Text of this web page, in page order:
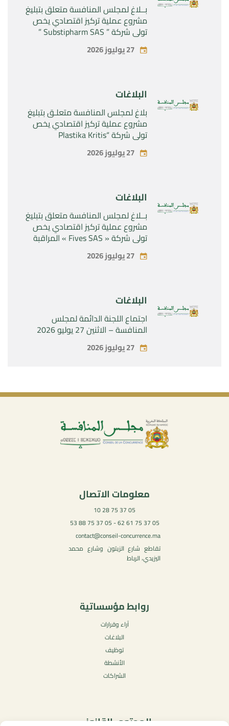
بــلاغ لمجلس المنافسة متعلق بتبليغ
مشروع عملية تركيز اقتصادي يخص
تولي شركة ” Substipharm SAS ”
المراقبة الحصرية للأصول والحقوق
المتعلقة بالمنتجين الصيدلانيين”
27 يوليوز 2026
البلاغات
بلاغ لمجلس المنافسة متعلـق بتبليغ
مشروع عملية تركيز اقتصادي يخص
تولي شركة “Plastika Kritis
SA”المراقبة الحصرية لشركة
“Naturplas Industrial SARL” 27 يوليوز 2026
البلاغات
بــلاغ لمجلس المنافسة متعلق بتبليغ
مشروع عملية تركيز اقتصادي يخص
تولي شركة « Fives SAS » المراقبة
SAS »27 يوليوز 2026
البلاغات
اجتماع اللجنة الدائمة لمجلس
المنافسة – الاثنين 27 يوليو 2026
27 يوليوز 2026
معلومات الاتصال
05 37 75 28 10
05 37 75 61 62 - 05 37 75 88 53
contact@conseil-concurrence.ma
تقاطع شارع الزيتون وشارع محمد
اليزيدي، الرباط
روابط مؤسساتية
آراء وقرارات
البلاغات
توظيف
الأنشطة
الشراكات
المحتوى القانوني